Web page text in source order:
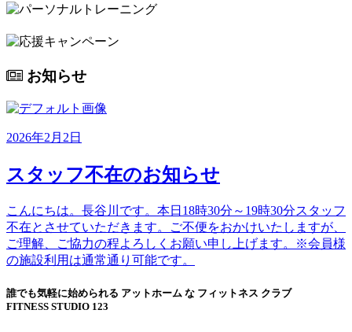
お知らせ
2026年2月2日
スタッフ不在のお知らせ
こんにちは。長谷川です。本日18時30分～19時30分スタッフ
不在とさせていただきます。ご不便をおかけいたしますが、
ご理解、ご協力の程よろしくお願い申し上げます。※会員様
の施設利用は通常通り可能です。
誰でも気軽に始められる アットホーム な フィットネス クラブ
FITNESS STUDIO 123